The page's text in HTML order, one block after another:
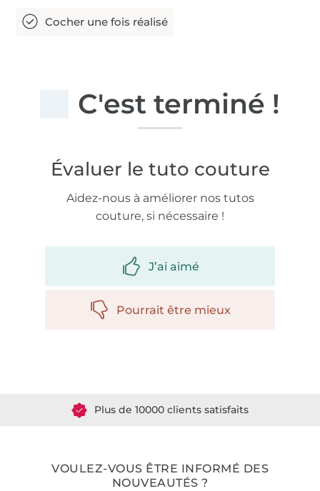
C'est terminé !
Évaluer le tuto couture
Aidez-nous à améliorer nos tutos
couture, si nécessaire !
J’ai aimé
Pourrait être mieux
36 ans d'expérience
VOULEZ-VOUS ÊTRE INFORMÉ DES
NOUVEAUTÉS ?